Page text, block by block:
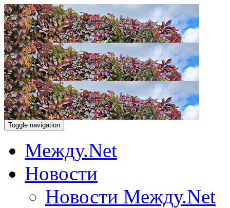
Toggle navigation
Между.Net
Новости
Новости Между.Net